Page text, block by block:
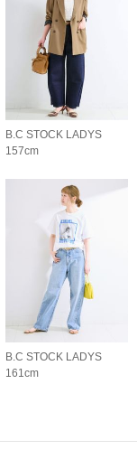
B.C STOCK LADYS
157cm
B.C STOCK LADYS
161cm